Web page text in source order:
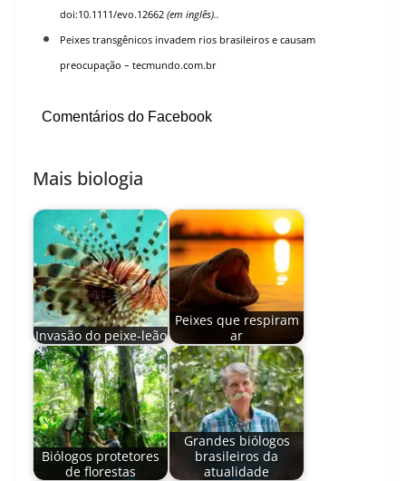
doi:10.1111/evo.12662 (em inglês)..
Peixes transgênicos invadem rios brasileiros e causam
preocupação – tecmundo.com.br
Comentários do Facebook
Mais biologia
Invasão do peixe-leão
Peixes que respiram
ar
Biólogos protetores
de florestas
Grandes biólogos
brasileiros da
atualidade